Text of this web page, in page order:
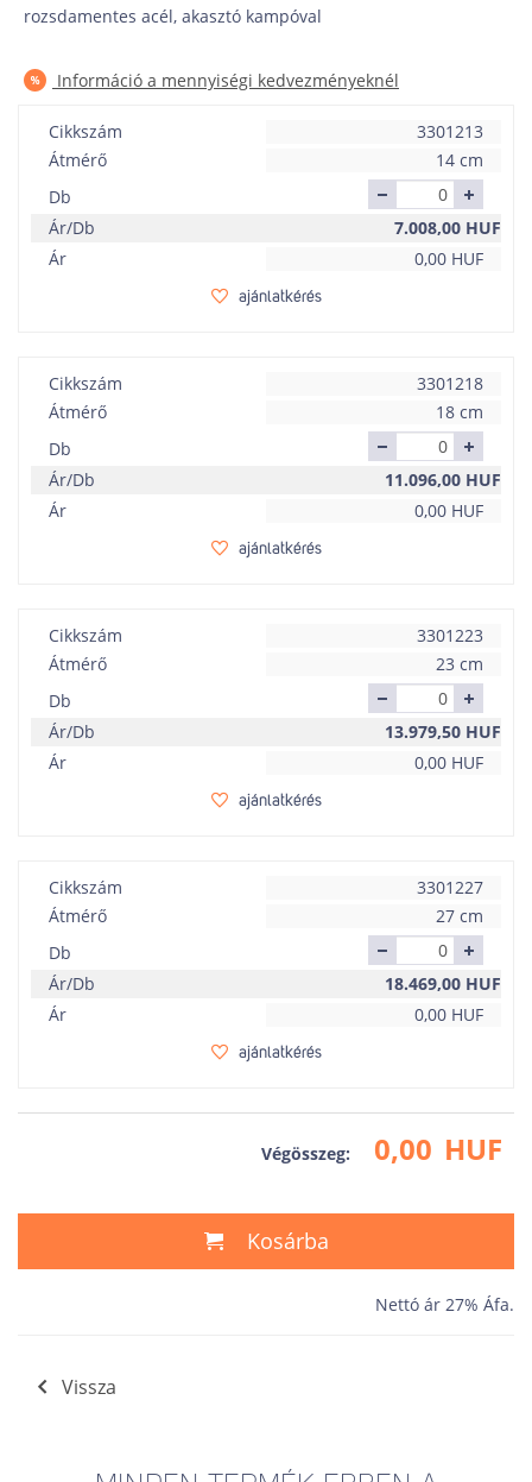
rozsdamentes acél, akasztó kampóval
Információ a mennyiségi kedvezményeknél
Cikkszám
3301213
Átmérő
14 cm
Db
Ár/Db
7.008,00 HUF
Ár
0,00 HUF
ajánlatkérés
Cikkszám
3301218
Átmérő
18 cm
Db
Ár/Db
11.096,00 HUF
Ár
0,00 HUF
ajánlatkérés
Cikkszám
3301223
Átmérő
23 cm
Db
Ár/Db
13.979,50 HUF
Ár
0,00 HUF
ajánlatkérés
Cikkszám
3301227
Átmérő
27 cm
Db
Ár/Db
18.469,00 HUF
Ár
0,00 HUF
ajánlatkérés
Végösszeg: 0,00 HUF
Kosárba
Nettó ár 27% Áfa.
Vissza